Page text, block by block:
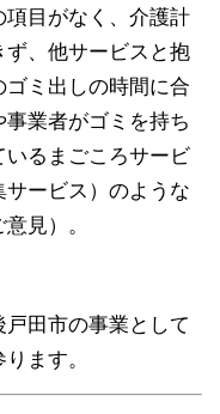
目がなく、介護計
、他サービスと抱
ミ出しの時間に合
業者がゴミを持ち
るまごころサービ
ービス）のような
見）。
田市の事業として
ます。